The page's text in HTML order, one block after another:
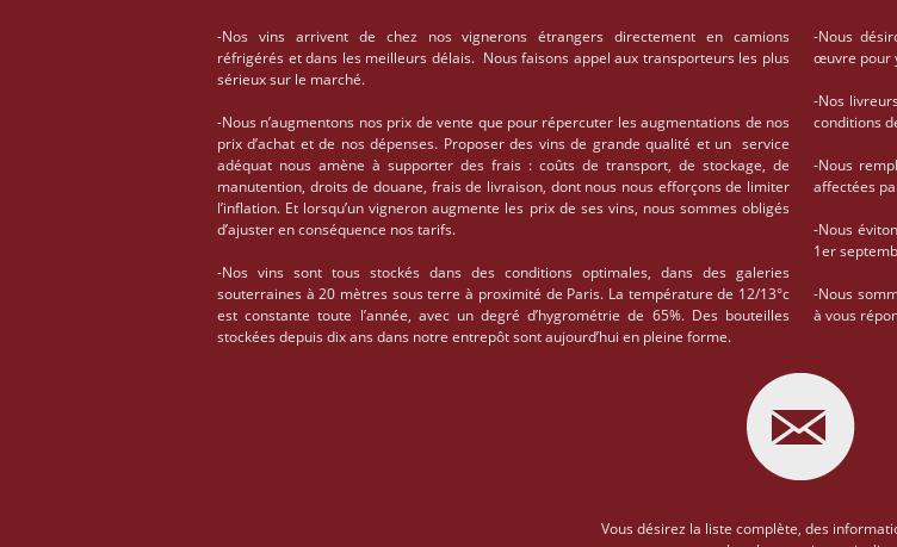
-Nos vins arrivent de chez nos vignerons étrangers directement en camions
réfrigérés et dans les meilleurs délais. Nous faisons appel aux transporteurs les plus
sérieux sur le marché.
-Nous n’augmentons nos prix de vente que pour répercuter les augmentations de nos
prix d’achat et de nos dépenses. Proposer des vins de grande qualité et un service
adéquat nous amène à supporter des frais : coûts de transport, de stockage, de
manutention, droits de douane, frais de livraison, dont nous nous efforçons de limiter
l’inflation. Et lorsqu’un vigneron augmente les prix de ses vins, nous sommes obligés
d’ajuster en conséquence nos tarifs.
-Nos vins sont tous stockés dans des conditions optimales, dans des galeries
souterraines à 20 mètres sous terre à proximité de Paris. La température de 12/13°c
est constante toute l’année, avec un degré d’hygrométrie de 65%. Des bouteilles
stockées depuis dix ans dans notre entrepôt sont aujourd’hui en pleine forme.
-Nous
œuvre pour
-Nos
conditions
-Nous
affectées
-Nous
1er
-Nous
à vous
Vous désirez la liste complète, des